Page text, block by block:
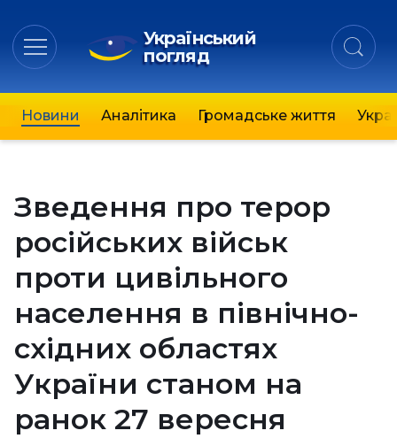
Український
погляд
Новини Аналітика Громадське життя
Зведення про терор
російських військ
проти цивільного
населення в північно-
східних областях
України станом на
ранок 27 вересня